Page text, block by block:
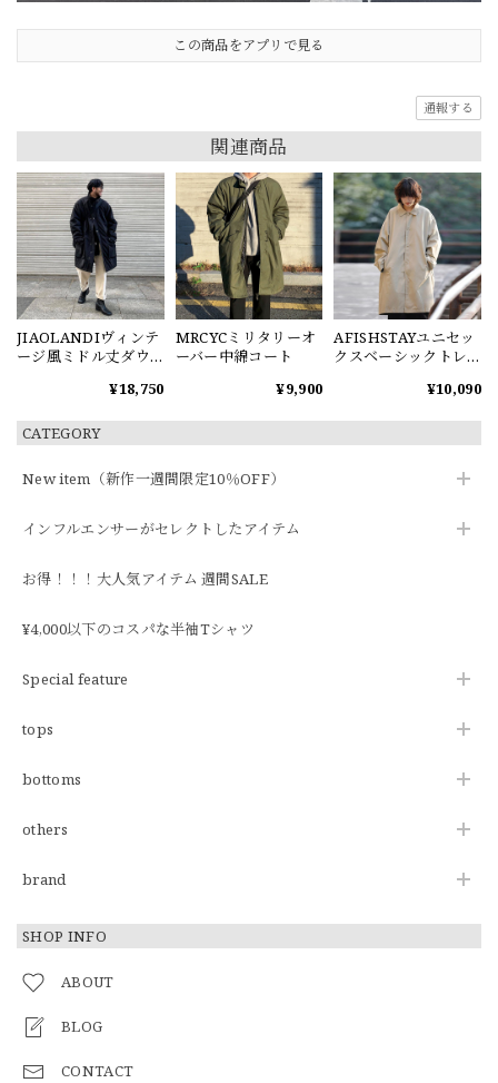
CATEGORY
New item（新作一週間限定10％OFF）
インフルエンサーがセレクトしたアイテム
お得！！！大人気アイテム 週間SALE
¥4,000以下のコスパな半袖Tシャツ
Special feature
tops
bottoms
others
brand
SHOP INFO
ABOUT
BLOG
CONTACT
この商品をアプリで見る
通報する
関連商品
JIAOLANDIヴィンテ
ージ風ミドル丈ダウ
¥18,750
MRCYCミリタリーオ
ーバー中綿コート
¥9,900
AFISHSTAYユニセッ
クスベーシックトレ
¥10,090